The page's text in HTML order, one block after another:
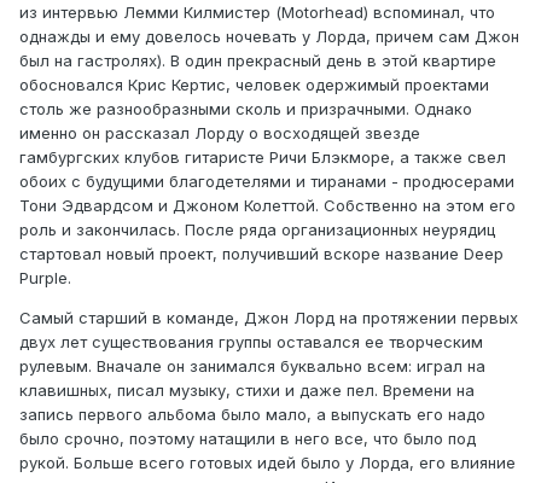
из интервью Лемми Килмистер (Motorhead) вспоминал, что
однажды и ему довелось ночевать у Лорда, причем сам Джон
был на гастролях). В один прекрасный день в этой квартире
обосновался Крис Кертис, человек одержимый проектами
столь же разнообразными сколь и призрачными. Однако
именно он рассказал Лорду о восходящей звезде
гамбургских клубов гитаристе Ричи Блэкморе, а также свел
обоих с будущими благодетелями и тиранами - продюсерами
Тони Эдвардсом и Джоном Колеттой. Собственно на этом его
роль и закончилась. После ряда организационных неурядиц
стартовал новый проект, получивший вскоре название Deep
Purple.
Самый старший в команде, Джон Лорд на протяжении первых
двух лет существования группы оставался ее творческим
рулевым. Вначале он занимался буквально всем: играл на
клавишных, писал музыку, стихи и даже пел. Времени на
запись первого альбома было мало, а выпускать его надо
было срочно, поэтому натащили в него все, что было под
рукой. Больше всего готовых идей было у Лорда, его влияние